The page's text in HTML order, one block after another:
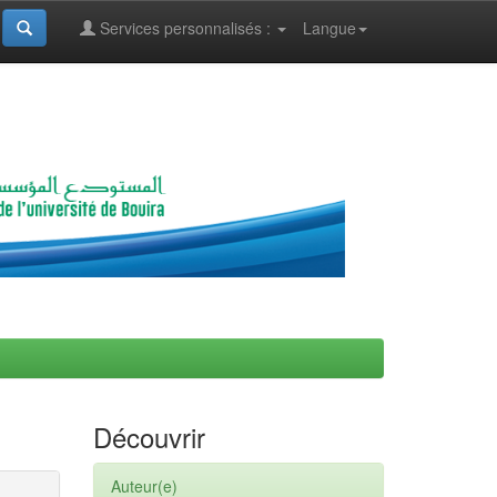
Langue
Services personnalisés :
Découvrir
Auteur(e)